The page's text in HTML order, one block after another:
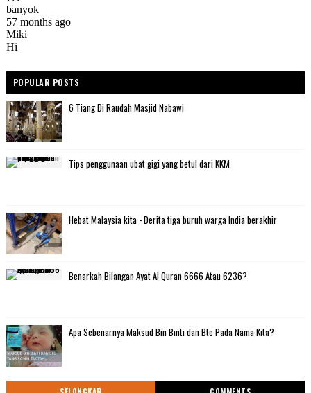
POPULAR POSTS
6 Tiang Di Raudah Masjid Nabawi
Tips penggunaan ubat gigi yang betul dari KKM
Hebat Malaysia kita - Derita tiga buruh warga India berakhir
Benarkah Bilangan Ayat Al Quran 6666 Atau 6236?
Apa Sebenarnya Maksud Bin Binti dan Bte Pada Nama Kita?